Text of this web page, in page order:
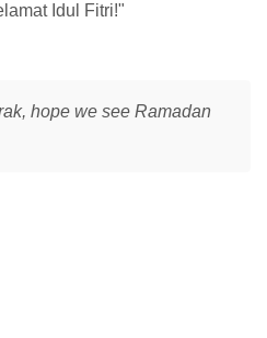
Idul Fitri!"
hope we see Ramadan